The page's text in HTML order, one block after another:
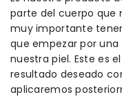
parte del cuerpo que
muy importante
que empezar por
nuestra piel. Este es
resultado deseado
aplicaremos